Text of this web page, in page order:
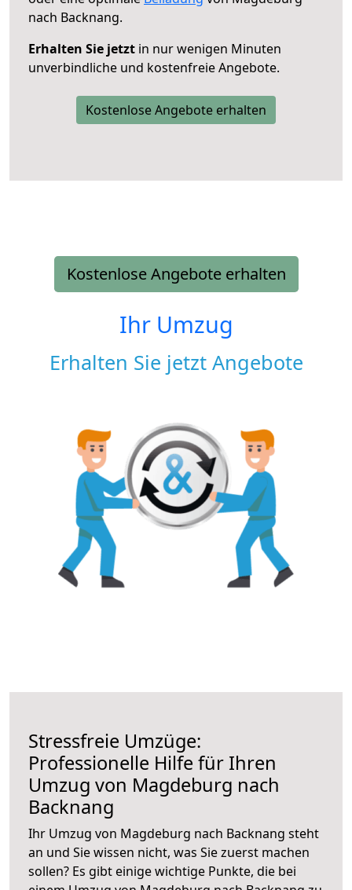
nach Backnang.
Erhalten Sie jetzt in nur wenigen Minuten
unverbindliche und kostenfreie Angebote.
Kostenlose Angebote erhalten
Kostenlose Angebote erhalten
Ihr Umzug
Erhalten Sie jetzt Angebote
Stressfreie Umzüge:
Professionelle Hilfe für Ihren
Umzug von Magdeburg nach
Backnang
Ihr Umzug von Magdeburg nach Backnang steht
an und Sie wissen nicht, was Sie zuerst machen
sollen? Es gibt einige wichtige Punkte, die bei